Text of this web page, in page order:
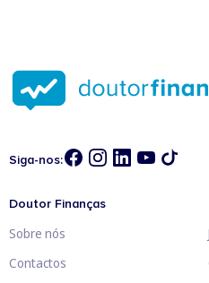
Siga-nos:
Doutor Finanças
Sobre nós
Contactos